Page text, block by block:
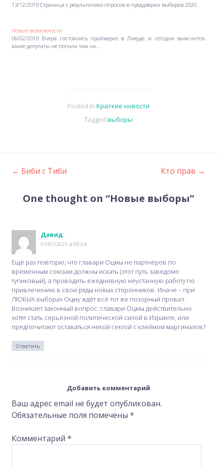
13/12/2019 Страница с результатами опросов в преддверии выборов 2020.
Новые возможности
06/02/2019 Вчера состоялись праймериз в Ликуде, и сегодня выяснится,
какие депутаты не попали там на…
Posted in Краткие новости
Tagged выборы
Post
navigation
← Биби с Тиби Кто прав →
One thought on “Новые выборы”
Давид:
01/01/2021 в 09:04
Ещё раз повторю, что главари Оцмы не партнёров по
временным союзам должны искать (этот путь заведомо
тупиковый), а проводить ежедневную неустанную работу по
привлечению в свои ряды новых сторонников. Иначе – при
ЛЮБЫХ выборах Оцму ждёт всё тот же позорный провал.
Возникает законный вопрос: главари Оцмы действительно
хотят стать серьёзной политической силой в Израиле, или
предпочитают оставаться некой сектой с клеймом маргиналов?
Ответить
Добавить комментарий
Ваш адрес email не будет опубликован.
Обязательные поля помечены *
Комментарий *